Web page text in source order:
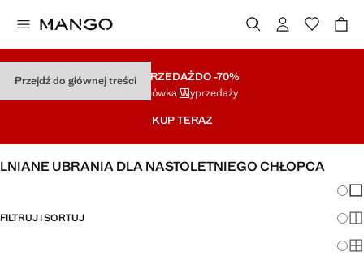
Przejdź do głównej treściWYPRZEDAŻDO -70%
Końcówka Wyprzedaży
KUP TERAZ
LNIANE UBRANIA DLA NASTOLETNIEGO CHŁOPCA
FILTRUJ I SORTUJ